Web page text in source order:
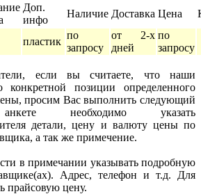
Доп.
инфо
Наличие Доставка Цена
пластик
по
запросу
от 2-х
дней
по
запросу
если вы считаете, что наши
позиции определенного
просим Вас выполнить следующий
необходимо указать
детали, цену и валюту цены по
а так же примечение.
в примечании указывать подробную
Адрес, телефон и т.д. Для
прайсовую цену.